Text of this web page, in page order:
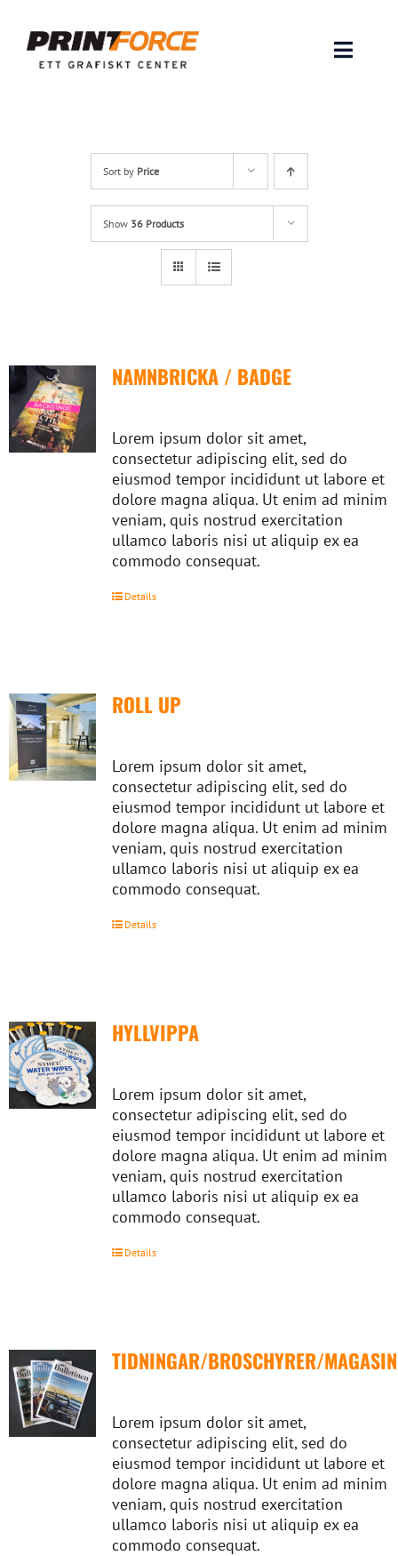
content
Toggle
INSPIRATION
Lämna original & filer
Kontakt
Sort by Price
Show 36 Products
NAMNBRICKA / BADGE
Lorem ipsum dolor sit amet,
consectetur adipiscing elit, sed do
eiusmod tempor incididunt ut labore et
dolore magna aliqua. Ut enim ad minim
veniam, quis nostrud exercitation
ullamco laboris nisi ut aliquip ex ea
commodo consequat.
Details
ROLL UP
Lorem ipsum dolor sit amet,
consectetur adipiscing elit, sed do
eiusmod tempor incididunt ut labore et
dolore magna aliqua. Ut enim ad minim
veniam, quis nostrud exercitation
ullamco laboris nisi ut aliquip ex ea
commodo consequat.
Details
HYLLVIPPA
Lorem ipsum dolor sit amet,
consectetur adipiscing elit, sed do
eiusmod tempor incididunt ut labore et
dolore magna aliqua. Ut enim ad minim
veniam, quis nostrud exercitation
ullamco laboris nisi ut aliquip ex ea
commodo consequat.
Details
TIDNINGAR/BROSCHYRER/MAGASIN
Lorem ipsum dolor sit amet,
consectetur adipiscing elit, sed do
eiusmod tempor incididunt ut labore et
dolore magna aliqua. Ut enim ad minim
veniam, quis nostrud exercitation
ullamco laboris nisi ut aliquip ex ea
commodo consequat.